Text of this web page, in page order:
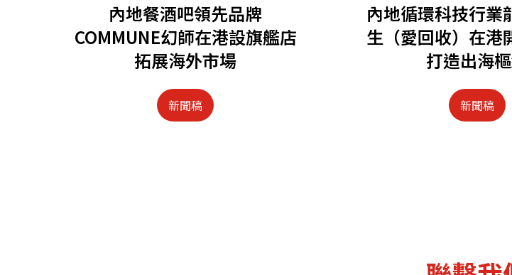
內地餐酒吧領先品牌
COMMUNE幻師在港設旗艦店
拓展海外市場
新聞稿
內地循環科技行業
生（愛回收）在
打造出海
新聞稿